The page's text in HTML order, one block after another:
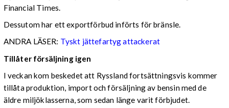
Financial Times.
Dessutom har ett exportförbud införts för bränsle.
ANDRA LÄSER: Tyskt jättefartyg attackerat
Tillåter försäljning igen
I veckan kom beskedet att Ryssland fortsättningsvis kommer
tillåta produktion, import och försäljning av bensin med de
äldre miljöklasserna, som sedan länge varit förbjudet.